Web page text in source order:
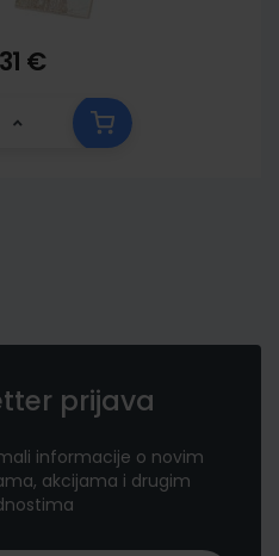
€
prijava
informacije o novim
akcijama i drugim